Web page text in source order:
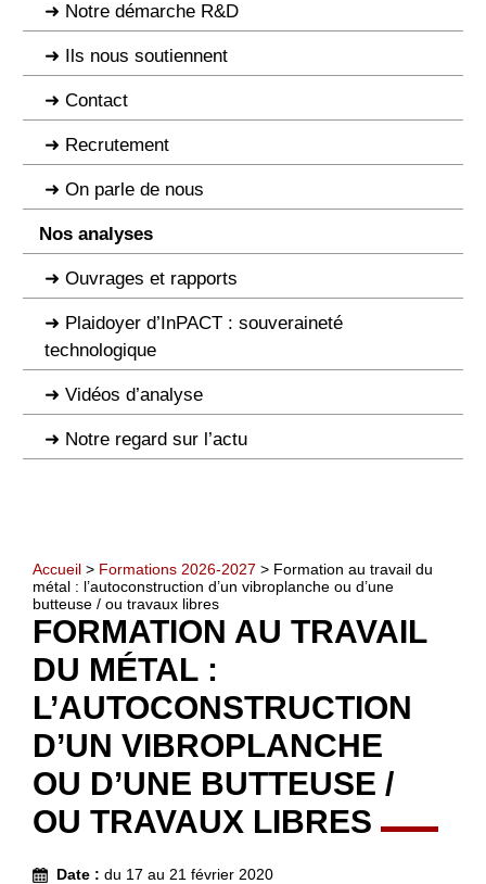
Notre démarche R&D
Ils nous soutiennent
Contact
Recrutement
On parle de nous
Nos analyses
Ouvrages et rapports
Plaidoyer d’InPACT : souveraineté
technologique
Vidéos d’analyse
Notre regard sur l’actu
Accueil > Formations 2026-2027 > Formation au travail du
métal : l’autoconstruction d’un vibroplanche ou d’une
butteuse / ou travaux libres
FORMATION AU TRAVAIL
DU MÉTAL :
L’AUTOCONSTRUCTION
D’UN VIBROPLANCHE
OU D’UNE BUTTEUSE /
OU TRAVAUX LIBRES
Date : du 17 au 21 février 2020